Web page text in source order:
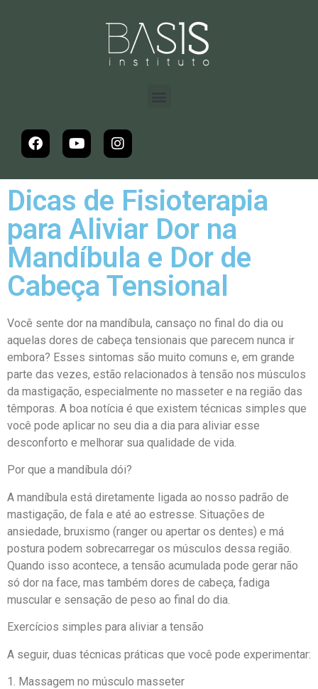
Dicas de Fisioterapia
para Aliviar Dor na
Mandíbula e Dor de
Cabeça Tensional
Você sente dor na mandíbula, cansaço no final do dia ou
aquelas dores de cabeça tensionais que parecem nunca ir
embora? Esses sintomas são muito comuns e, em grande
parte das vezes, estão relacionados à tensão nos músculos
da mastigação, especialmente no masseter e na região das
têmporas. A boa notícia é que existem técnicas simples que
você pode aplicar no seu dia a dia para aliviar esse
desconforto e melhorar sua qualidade de vida.
Por que a mandíbula dói?
A mandíbula está diretamente ligada ao nosso padrão de
mastigação, de fala e até ao estresse. Situações de
ansiedade, bruxismo (ranger ou apertar os dentes) e má
postura podem sobrecarregar os músculos dessa região.
Quando isso acontece, a tensão acumulada pode gerar não
só dor na face, mas também dores de cabeça, fadiga
muscular e sensação de peso ao final do dia.
Exercícios simples para aliviar a tensão
A seguir, duas técnicas práticas que você pode experimentar:
1. Massagem no músculo masseter